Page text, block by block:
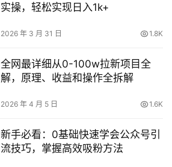
实操，轻松实现日入1k+
2026 年 3 月 31 日 1.8K
全网最详细从0-100w拉新项目全
解，原理、收益和操作全拆解
2026 年 4 月 5 日 1.6K
新手必看：0基础快速学会公众号引
流技巧，掌握高效吸粉方法